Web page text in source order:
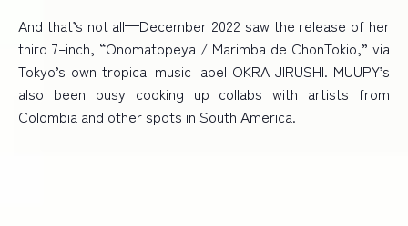
And that’s not all—December 2022 saw the release of her
third 7–inch, “Onomatopeya / Marimba de ChonTokio,” via
Tokyo’s own tropical music label OKRA JIRUSHI. MUUPY’s
also been busy cooking up collabs with artists from
Colombia and other spots in South America.